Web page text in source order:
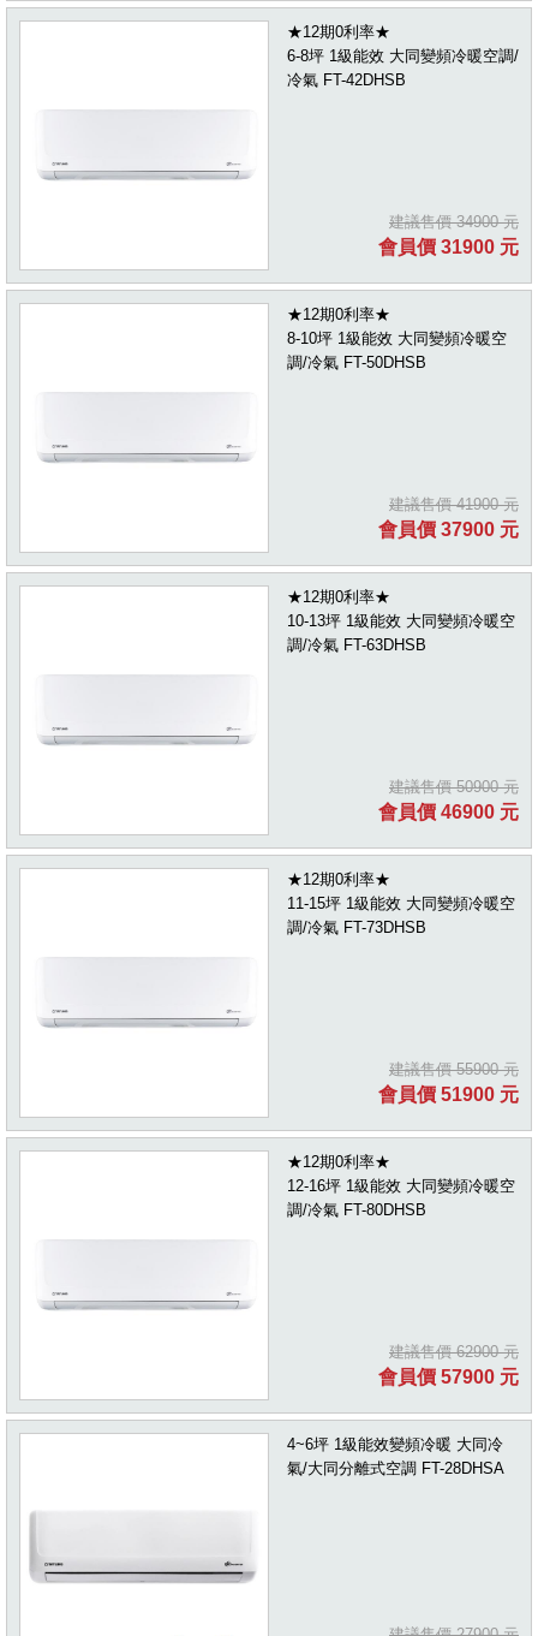
★12期0利率★
6-8坪 1級能效 大同變頻冷暖空調/
冷氣 FT-42DHSB
建議售價 34900 元
會員價 31900 元
★12期0利率★
8-10坪 1級能效 大同變頻冷暖空
調/冷氣 FT-50DHSB
建議售價 41900 元
會員價 37900 元
★12期0利率★
10-13坪 1級能效 大同變頻冷暖空
調/冷氣 FT-63DHSB
建議售價 50900 元
會員價 46900 元
★12期0利率★
11-15坪 1級能效 大同變頻冷暖空
調/冷氣 FT-73DHSB
建議售價 55900 元
會員價 51900 元
★12期0利率★
12-16坪 1級能效 大同變頻冷暖空
調/冷氣 FT-80DHSB
建議售價 62900 元
會員價 57900 元
4~6坪 1級能效變頻冷暖 大同冷
氣/大同分離式空調 FT-28DHSA